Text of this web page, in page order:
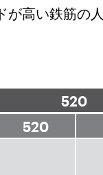
が高い鉄筋の人
520
520